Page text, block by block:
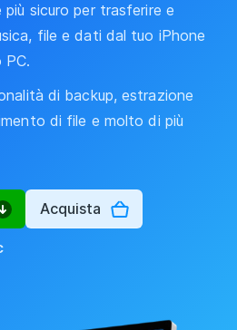
sicuro per trasferire e
file e dati dal tuo iPhone
di backup, estrazione
di file e molto di più
Acquista